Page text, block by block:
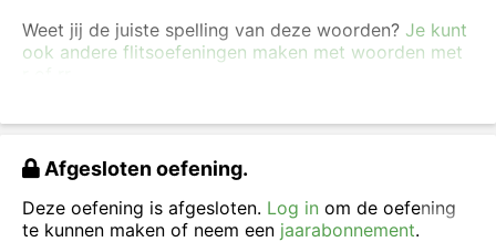
Weet jij de juiste spelling van deze woorden? Je kunt
ook andere flitsoefeningen maken met woorden met
Afgesloten oefening.
Deze oefening is afgesloten. Log in om de oefening
te kunnen maken of neem een jaarabonnement.